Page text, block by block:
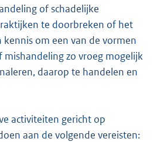
of schadelijke
te doorbreken of het
kennis om een van de vormen
mishandeling zo vroeg mogelijk
daarop te handelen en
activiteiten gericht op
aan de volgende vereisten: